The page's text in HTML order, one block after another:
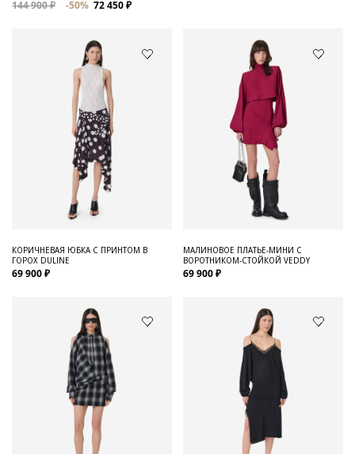
144 900 ₽ -50% 72 450 ₽
КОРИЧНЕВАЯ ЮБКА С ПРИНТОМ В
ГОРОХ DULINE
69 900 ₽
МАЛИНОВОЕ ПЛАТЬЕ-МИНИ С
ВОРОТНИКОМ-СТОЙКОЙ VEDDY
69 900 ₽